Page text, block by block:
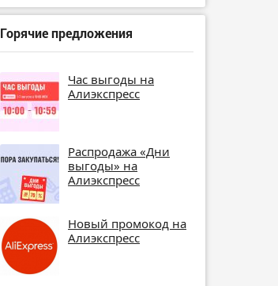
Горячие предложения
Час выгоды на
Алиэкспресс
Распродажа «Дни
выгоды» на
Алиэкспресс
Новый промокод на
Алиэкспресс